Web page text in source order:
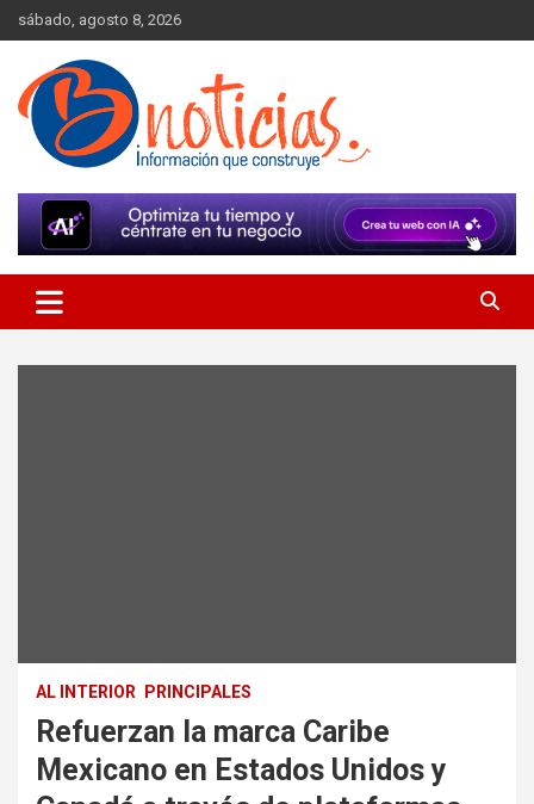
Skip
to
content
sábado, agosto 8, 2026
BNoticias
AL INTERIOR PRINCIPALES
Refuerzan la marca Caribe
Mexicano en Estados Unidos y